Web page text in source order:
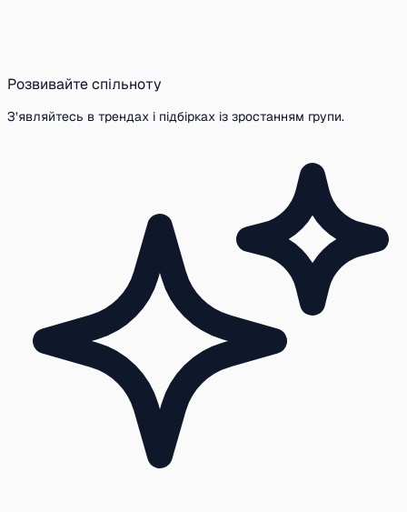
Розвивайте спільноту
З’являйтесь в трендах і підбірках із зростанням групи.